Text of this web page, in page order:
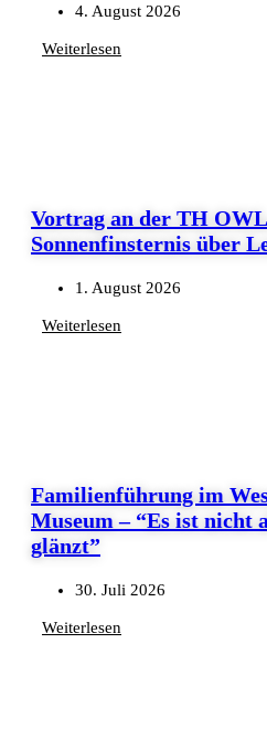
4. August 2026
Weiterlesen
Vortrag an der TH
Sonnenfinsternis über
1. August 2026
Weiterlesen
Familienführung im
Museum – “Es ist nicht
glänzt”
30. Juli 2026
Weiterlesen